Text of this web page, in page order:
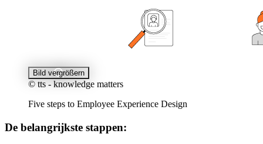
Bild vergrößern
© tts - knowledge matters
Five steps to Employee Experience Design
De belangrijkste stappen: